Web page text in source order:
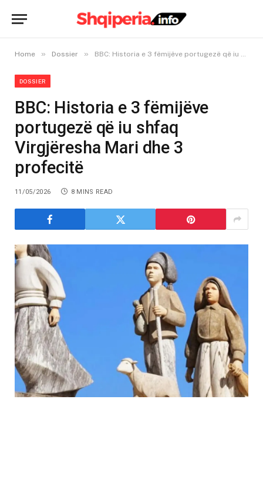
Home » Dossier » BBC: Historia e 3 fëmijëve portugezë që iu shfaq Virgjëresha Mari dhe 3 profecitë
DOSSIER
BBC: Historia e 3 fëmijëve
portugezë që iu shfaq
Virgjëresha Mari dhe 3
profecitë
11/05/2026 8 MINS READ